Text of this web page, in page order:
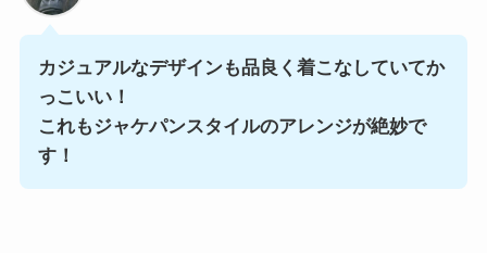
カジュアルなデザインも品良く着こなしていてか
っこいい！
これもジャケパンスタイルのアレンジが絶妙で
す！